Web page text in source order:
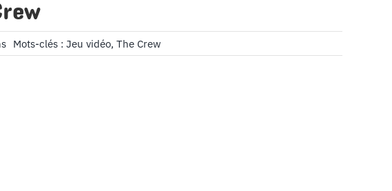
Mots-clés : Jeu vidéo, The Crew